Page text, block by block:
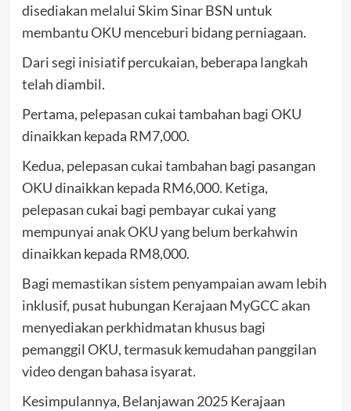
disediakan melalui Skim Sinar BSN untuk
membantu OKU menceburi bidang perniagaan.
Dari segi inisiatif percukaian, beberapa langkah
telah diambil.
Pertama, pelepasan cukai tambahan bagi OKU
dinaikkan kepada RM7,000.
Kedua, pelepasan cukai tambahan bagi pasangan
OKU dinaikkan kepada RM6,000. Ketiga,
pelepasan cukai bagi pembayar cukai yang
mempunyai anak OKU yang belum berkahwin
dinaikkan kepada RM8,000.
Bagi memastikan sistem penyampaian awam lebih
inklusif, pusat hubungan Kerajaan MyGCC akan
menyediakan perkhidmatan khusus bagi
pemanggil OKU, termasuk kemudahan panggilan
video dengan bahasa isyarat.
Kesimpulannya, Belanjawan 2025 Kerajaan